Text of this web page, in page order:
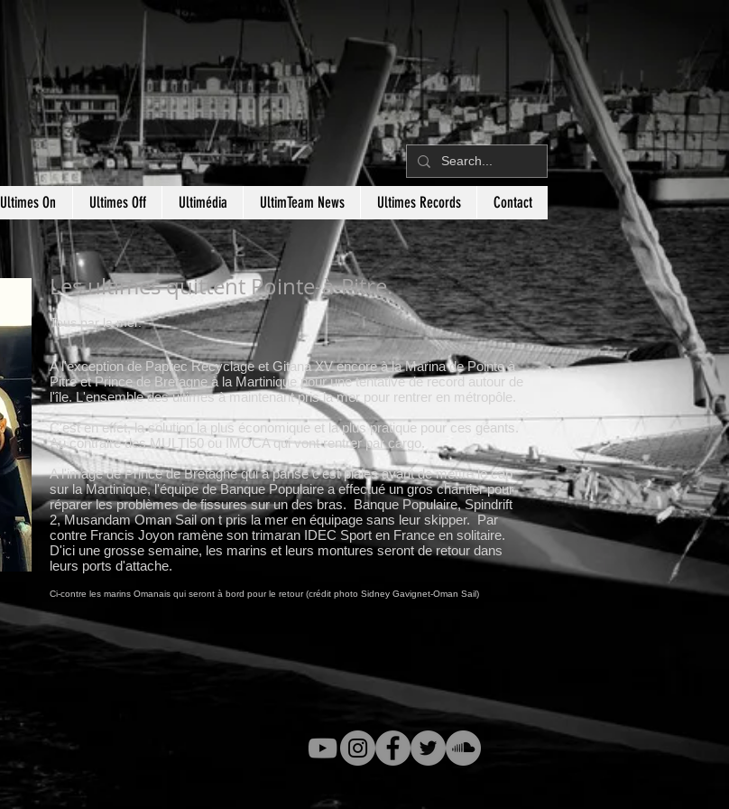
Ultimes On Ultimes Off Ultimédia UltimTeam News Ultimes Records Contact
Les ultimes quittent Pointe-à-Pitre.
Tous par la mer.
A l'exception de Paprec Recyclage et Gitana XV encore à la Marina de Pointe à
Pitre et Prince de Bretagne à la Martinique pour une tentative de record autour de
l'île. L'ensemble des ultimes à maintenant pris la mer pour rentrer en métropôle.
C'est en effet, la solution la plus économique et la plus pratique pour ces géants.
Au contraire des MULTI50 ou IMOCA qui vont rentrer par cargo.
A l'image de Prince de Bretagne qui à pansé c'est plaies avant de mettre le cap
sur la Martinique, l'équipe de Banque Populaire a effectué un gros chantier pour
réparer les problèmes de fissures sur un des bras. Banque Populaire, Spindrift
2, Musandam Oman Sail on t pris la mer en équipage sans leur skipper. Par
contre Francis Joyon ramène son trimaran IDEC Sport en France en solitaire.
D'ici une grosse semaine, les marins et leurs montures seront de retour dans
leurs ports d'attache.
Ci-contre les marins Omanais qui seront à bord pour le retour (crédit photo Sidney Gavignet-Oman Sail)